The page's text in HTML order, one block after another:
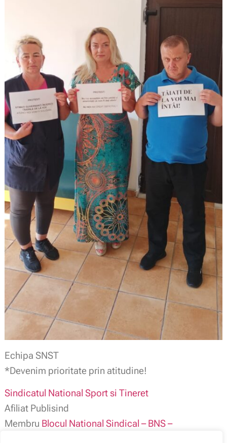
Echipa SNST
*Devenim prioritate prin atitudine!
Sindicatul National Sport si Tineret
Afiliat Publisind
Membru Blocul National Sindical – BNS –